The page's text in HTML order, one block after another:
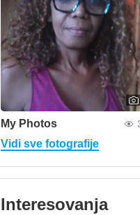
My Photos
Vidi sve fotografije
Interesovanja